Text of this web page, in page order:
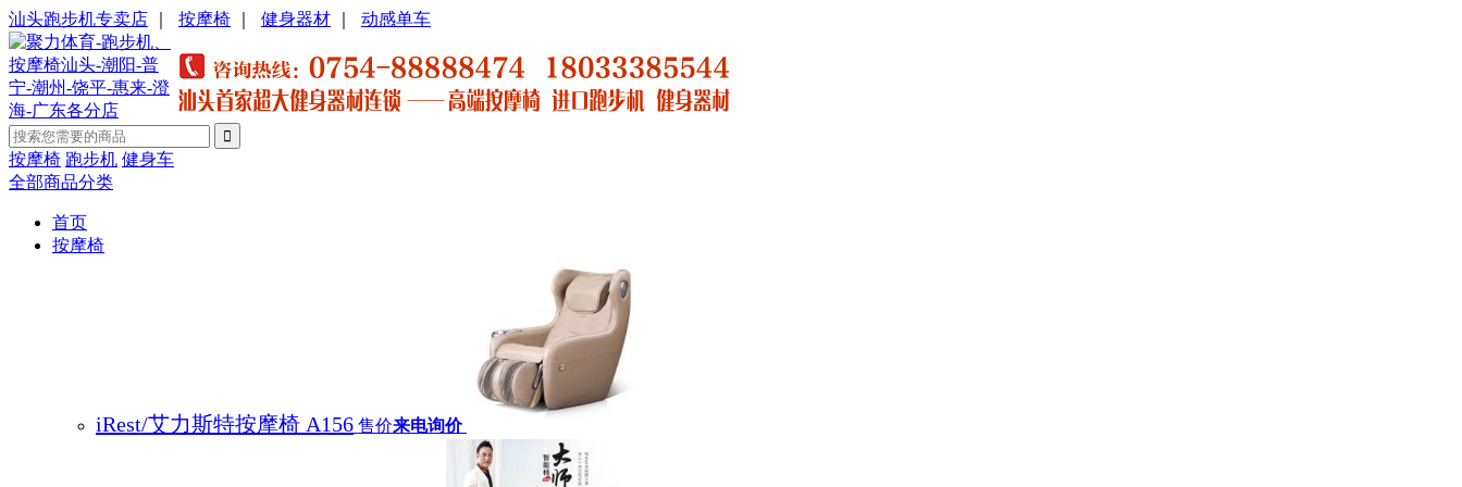
汕头跑步机专卖店 按摩椅 健身器材 动感单车
按摩椅 跑步机 健身车
全部商品分类
首页
按摩椅
iRest/艾力斯特按摩椅 A156 售价来电询价